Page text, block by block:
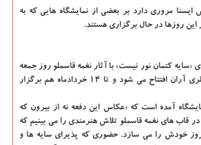
ایسنا مروری دارد بر بعضی از نمایشگاه هایی که به
روزها در حال برگزاری هستند.
«سایه کتمان نور نیست» با آثار نغمه قاسملو روز جمعه
(۳۱ اردیبهشت ماه) در گالری آران افتتاح می شود و تا ۱۴ خردادماه هم برگزار
آمده است که «عکاس این دفعه نه از بیرون که
قاب های نغمه قاسملو تلاش هنرمندی را می بینیم که
خودش را می سازد. حضوری که پذیرای سایه ها و